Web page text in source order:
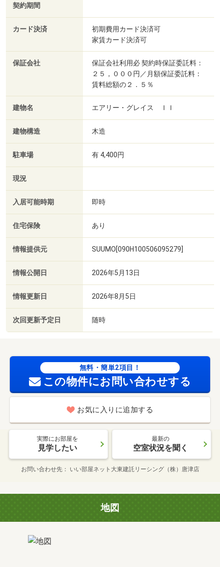
契約期間
カード決済
初期費用カード決済可
家賃カード決済可
保証会社
保証会社利用必 契約時保証委託料：
２５，０００円／月額保証委託料：
賃料総額の２．５％
建物名 エアリー・グレイス ＩＩ
建物構造 木造
駐車場 有 4,400円
現況
入居可能時期 即時
住宅保険 あり
情報提供元 SUUMO[090H100506095279]
情報公開日 2026年5月13日
情報更新日 2026年8月5日
次回更新予定日 随時
無料・簡単2項目！
この物件にお問い合わせする
お気に入りに追加する
実際にお部屋を
見学したい
最新の
空室状況を聞く
お問い合わせ先 いい部屋ネット大東建託リーシング（株）唐津店
地図